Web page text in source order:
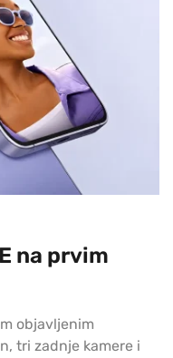
na prvim
objavljenim
tri zadnje kamere i